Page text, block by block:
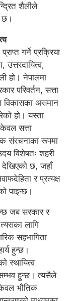
शैलीले
छ।
गर्ने प्रक्रिया
उत्तरदायित्व,
हो। नेपालमा
परिवर्तन, सत्ता
विकासका असमान
हो। यस्ता
सत्ता
संरचनाका रूपमा
विशेषतः शहरी
देखिएको छ, जहाँ
र प्रत्यक्ष
पाइन्छ।
जब सरकार र
लागि
सहभागिता
हुन्छ।
स्थायित्व
हुन्छ। त्यसैले
भौतिक